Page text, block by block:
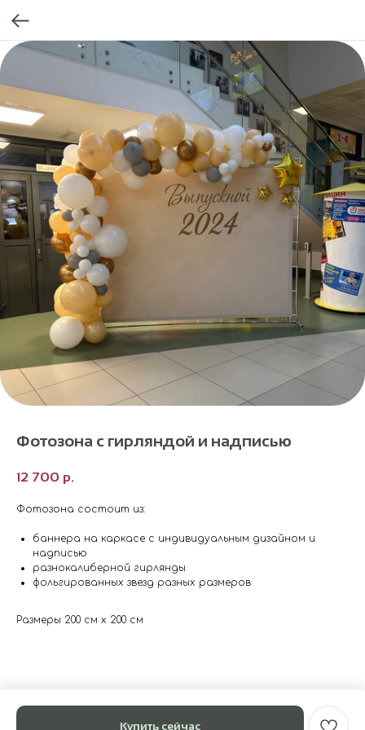
Фотозона с гирляндой и надписью
12 700 р.
Купить сейчас
Фотозона состоит из:
баннера на каркасе с индивидуальным дизайном и
надписью
разнокалиберной гирлянды
фольгированных звезд разных размеров
Размеры 200 см х 200 см